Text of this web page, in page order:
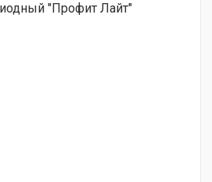
"Профит Лайт"